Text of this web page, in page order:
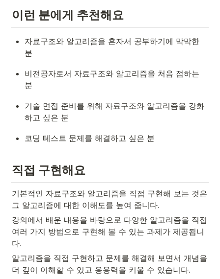
이런 분에게 추천해요
자료구조와 알고리즘을 혼자서 공부하기에 막막한
분
비전공자로서 자료구조와 알고리즘을 처음 접하는
분
기술 면접 준비를 위해 자료구조와 알고리즘을 강화
하고 싶은 분
코딩 테스트 문제를 해결하고 싶은 분
직접 구현해요
기본적인 자료구조와 알고리즘을 직접 구현해 보는 것은
그 알고리즘에 대한 이해도를 높여 줍니다.
강의에서 배운 내용을 바탕으로 다양한 알고리즘을 직접
여러 가지 방법으로 구현해 볼 수 있는 과제가 제공됩니
다.
알고리즘을 직접 구현하고 문제를 해결해 보면서 개념을
더 깊이 이해할 수 있고 응용력을 키울 수 있습니다.